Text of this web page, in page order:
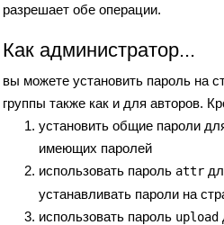
разрешает обе операции.
Как администратор...
вы можете установить пароль на
группы также как и для авторов.
установить общие пароли
имеющих паролей
использовать пароль attr
устанавливать пароли на
использовать пароль upload